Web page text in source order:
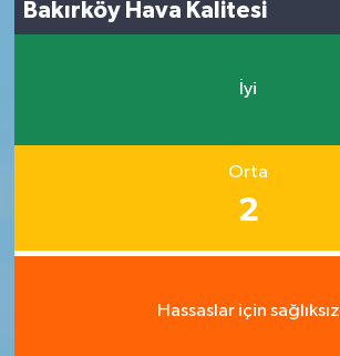
Bakırköy Hava Kalitesi
İyi
Orta
2
Hassaslar için sağlıksız